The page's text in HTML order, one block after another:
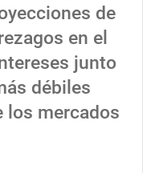
de
en el
junto
débiles
los mercados